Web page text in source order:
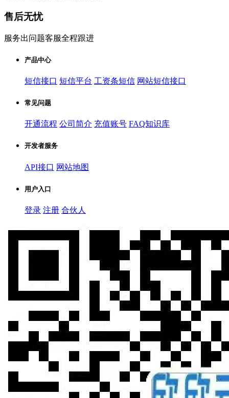
售后无忧
服务出问题客服全程跟进
产品中心
短信接口 短信平台 工资条短信 网站短信接口
常见问题
开通流程 公司简介 充值账号 FAQ知识库
开发者服务
API接口 网站地图
用户入口
登录 注册 合伙人